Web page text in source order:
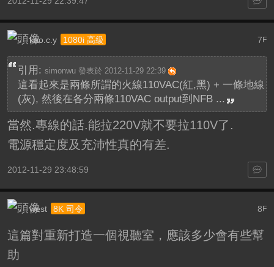
7F
kao.c.y 1080i 高級
引用: simonwu 發表於 2012-11-29 22:39
這看起來是兩條所謂的火線110VAC(紅,黑) + 一條地線
(灰), 然後在各分兩條110VAC output到NFB ...
當然.專線的話.能拉220V就不要拉110V了.
電源穩定度及充沛性真的有差.
2012-11-29 23:48:59
8F
west 8K 司令
這篇對重新打造一個視聽室，應該多少會有些幫
助